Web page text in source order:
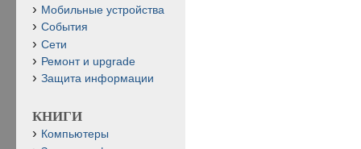
Мобильные устройства
События
Сети
Ремонт и upgrade
Защита информации
КНИГИ
Компьютеры